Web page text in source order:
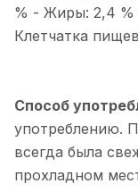
% - Жиры: 2,4 %
Клетчатка
Способ
употреблению.
всегда была
прохладном